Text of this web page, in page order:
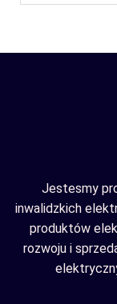
Jestesmy
inwalidzkich
produktów
rozwoju i